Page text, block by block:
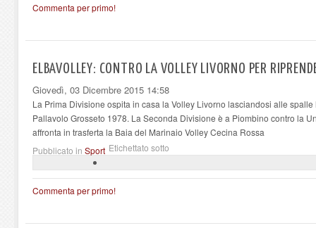
Commenta per primo!
ELBAVOLLEY: CONTRO LA VOLLEY LIVORNO PER
Giovedì, 03 Dicembre 2015 14:58
La Prima Divisione ospita in casa la Volley Livorno lasciandosi alle
Pallavolo Grosseto 1978. La Seconda Divisione è a Piombino contro la
affronta in trasferta la Baia del Marinaio Volley Cecina Rossa
Pubblicato in Sport Etichettato sotto
Commenta per primo!